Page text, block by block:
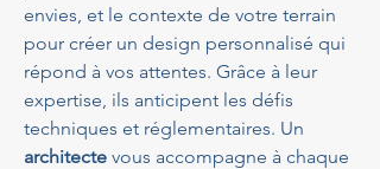
envies, et le contexte de votre terrain
pour créer un design personnalisé qui
répond à vos attentes. Grâce à leur
expertise, ils anticipent les défis
techniques et réglementaires. Un
architecte vous accompagne à chaque